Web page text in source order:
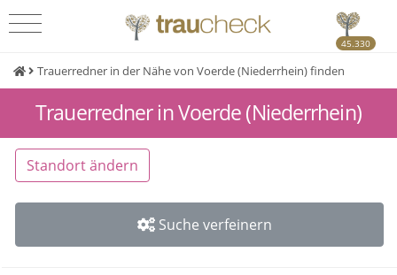
45.330
Trauerredner in der Nähe von Voerde (Niederrhein) finden
Trauerredner in Voerde (Niederrhein)
Standort ändern
Suche verfeinern